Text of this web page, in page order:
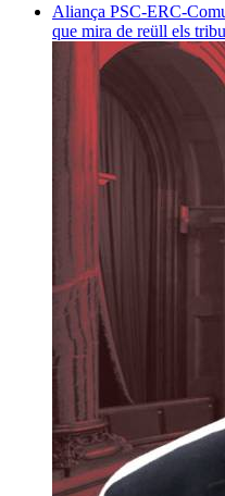
Aliança PSC-ERC-
que mira de reüll els